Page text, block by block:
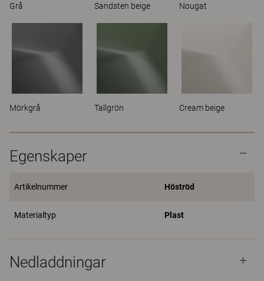
Grå Sandsten beige Nougat
Mörkgrå Tallgrön Cream beige
Egenskaper
Artikelnummer Höströd
Materialtyp Plast
Nedladdningar